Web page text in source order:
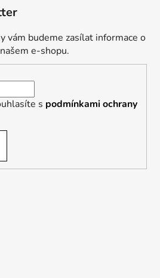
vám budeme zasílat informace o
e-shopu.
s podmínkami ochrany